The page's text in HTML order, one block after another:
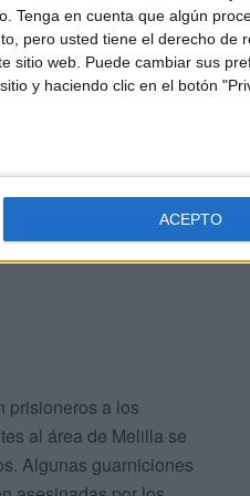
Tenga en cuenta que algún
pero usted tiene el derecho de
sitio web. Puede cambiar sus
y haciendo clic en el botón
ACEPTO
internacional, al
de la acción de
en material
lagunas de la ley o
irrenunciables, de
contratantes debe ser
en sus
prisioneros a los
al área de Melilla se
Algunas guarniciones